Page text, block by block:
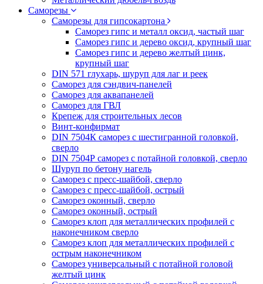
Саморезы
Саморезы для гипсокартона
Саморез гипс и металл оксид, частый шаг
Саморез гипс и дерево оксид, крупный шаг
Саморез гипс и дерево желтый цинк,
крупный шаг
DIN 571 глухарь, шуруп для лаг и реек
Саморез для сэндвич-панелей
Саморез для аквапанелей
Саморез для ГВЛ
Крепеж для строительных лесов
Винт-конфирмат
DIN 7504К саморез с шестигранной головкой,
сверло
DIN 7504Р саморез с потайной головкой, сверло
Шуруп по бетону нагель
Саморез с пресс-шайбой, сверло
Саморез с пресс-шайбой, острый
Саморез оконный, сверло
Саморез оконный, острый
Саморез клоп для металлических профилей с
наконечником сверло
Саморез клоп для металлических профилей с
острым наконечником
Саморез универсальный с потайной головой
желтый цинк